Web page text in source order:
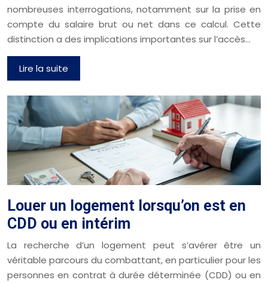
nombreuses interrogations, notamment sur la prise en
compte du salaire brut ou net dans ce calcul. Cette
distinction a des implications importantes sur l’accès…
Lire la suite
Louer un logement lorsqu’on est en
CDD ou en intérim
La recherche d’un logement peut s’avérer être un
véritable parcours du combattant, en particulier pour les
personnes en contrat à durée déterminée (CDD) ou en